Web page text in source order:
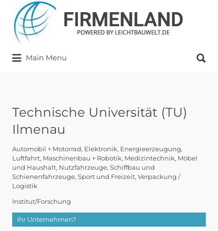
Suchen
nach:
Main Menu
nach:
Technische Universität (TU)
Ilmenau
Automobil + Motorrad Elektronik Energieerzeugung
Luftfahrt Maschinenbau + Robotik Medizintechnik Möbel
und Haushalt Nutzfahrzeuge Schiffbau und
Schienenfahrzeuge Sport und Freizeit Verpackung /
Logistik
Institut/Forschung
Ihr Unternehmen?